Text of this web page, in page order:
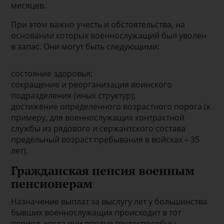
месяцев.
При этом важно учесть и обстоятельства, на
основании которых военнослужащий был уволен
в запас. Они могут быть следующими:
состояние здоровья;
сокращение и реорганизация воинского
подразделения (иных структур);
достижение определенного возрастного порога (к
примеру, для военнослужащих контрактной
службы из рядового и сержантского состава
предельный возраст пребывания в войсках – 35
лет).
Гражданская пенсия военным
пенсионерам
Назначение выплат за выслугу лет у большинства
бывших военнослужащих происходит в тот